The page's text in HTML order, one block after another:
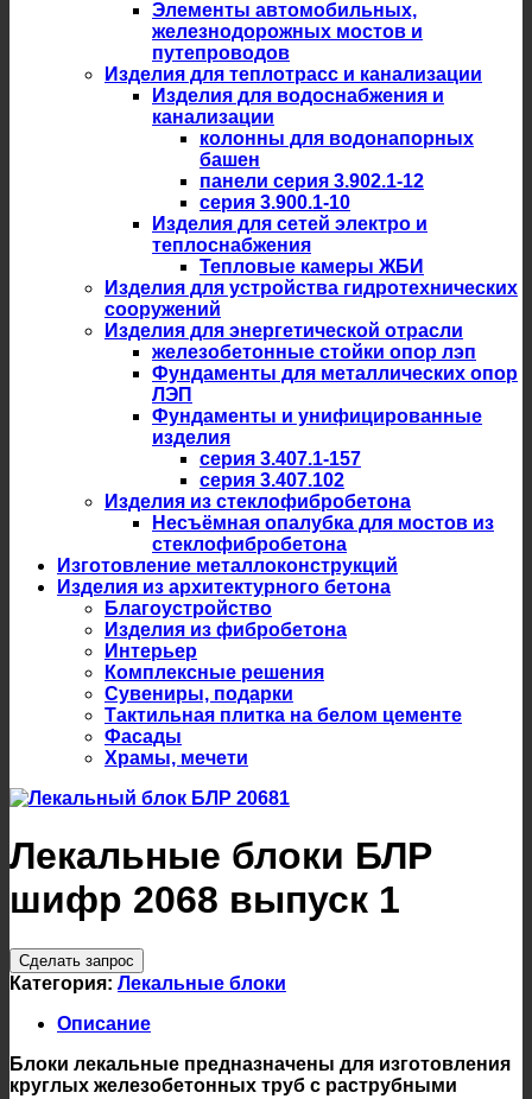
Элементы автомобильных,
железнодорожных мостов и
путепроводов
Изделия для теплотрасс и канализации
Изделия для водоснабжения и
канализации
колонны для водонапорных
башен
панели серия 3.902.1-12
серия 3.900.1-10
Изделия для сетей электро и
теплоснабжения
Тепловые камеры ЖБИ
Изделия для устройства гидротехнических
сооружений
Изделия для энергетической отрасли
железобетонные стойки опор лэп
Фундаменты для металлических опор
ЛЭП
Фундаменты и унифицированные
изделия
серия 3.407.1-157
серия 3.407.102
Изделия из стеклофибробетона
Несъёмная опалубка для мостов из
стеклофибробетона
Изготовление металлоконструкций
Изделия из архитектурного бетона
Благоустройство
Изделия из фибробетона
Интерьер
Комплексные решения
Сувениры, подарки
Тактильная плитка на белом цементе
Фасады
Храмы, мечети
Лекальные блоки БЛР
шифр 2068 выпуск 1
Сделать запрос
Категория: Лекальные блоки
Описание
Блоки лекальные предназначены для изготовления
круглых железобетонных труб с раструбными